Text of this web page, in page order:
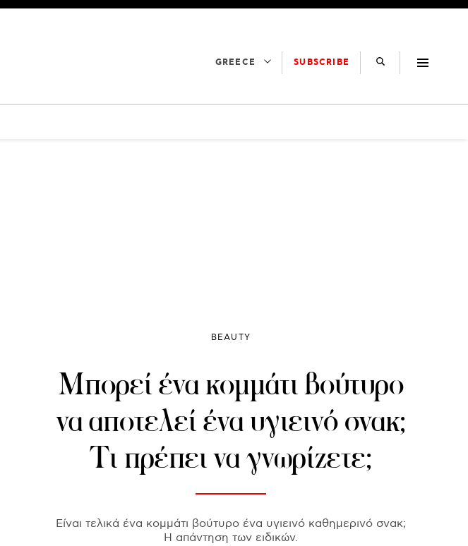
GREECE SUBSCRIBE
BEAUTY
Μπορεί ένα κομμάτι βούτυρο
να αποτελεί ένα υγιεινό σνακ;
Τι πρέπει να γνωρίζετε;
Είναι τελικά ένα κομμάτι βούτυρο ένα υγιεινό καθημερινό σνακ;
Η απάντηση των ειδικών.